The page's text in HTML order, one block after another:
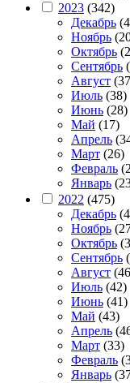
2023 (342)
Декабрь
Ноябрь
Октябрь
Сентябрь
Август
Июль (38)
Июнь (28)
Май (17)
Апрель
Март (26)
Февраль
Январь
2022 (475)
Декабрь
Ноябрь
Октябрь
Сентябрь
Август
Июль (42)
Июнь (41)
Май (43)
Апрель
Март (33)
Февраль
Январь